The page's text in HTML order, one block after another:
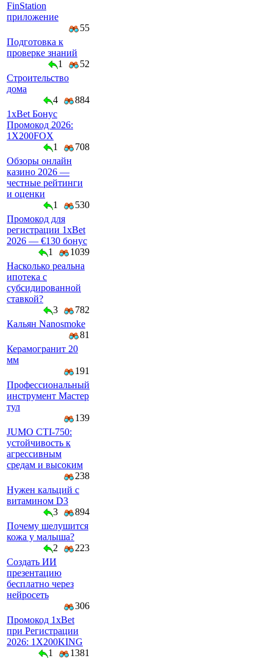
FinStation
приложение
55
Подготовка к
проверке знаний
1
52
Строительство
дома
4
884
1xBet Бонус
Промокод 2026:
1X200FOX
1
708
Обзоры онлайн
казино 2026 —
честные рейтинги
и оценки
1
530
Промокод для
регистрации 1xBet
2026 — €130 бонус
1
1039
Насколько реальна
ипотека с
субсидированной
ставкой?
3
782
Кальян Nanosmoke
81
Керамогранит 20
мм
191
Профессиональный
инструмент Мастер
тул
139
JUMO CTI-750:
устойчивость к
агрессивным
средам и высоким
238
Нужен кальций с
витамином D3
3
894
Почему шелушится
кожа у малыша?
2
223
Создать ИИ
презентацию
бесплатно через
нейросеть
306
Промокод 1xBet
при Регистрации
2026: 1X200KING
1
1381